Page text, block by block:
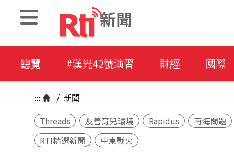
新聞
總覽 #漢光42號演習 財經 國際
::: / 新聞
Threads
友善育兒環境 Rapidus 南海問題
RTI精選新聞
中東戰火